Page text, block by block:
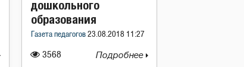
3568
дошкольного
образования
Газета педагогов 23.08.2018 11:27
Подробнее